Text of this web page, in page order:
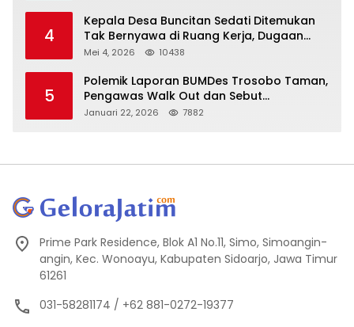
4
Kepala Desa Buncitan Sedati Ditemukan
Tak Bernyawa di Ruang Kerja, Dugaan
Bunuh Diri Menguat
Mei 4, 2026 10438
5
Polemik Laporan BUMDes Trosobo Taman,
Pengawas Walk Out dan Sebut
Kejanggalan
Januari 22, 2026 7882
Prime Park Residence, Blok A1 No.11, Simo, Simoangin-
angin, Kec. Wonoayu, Kabupaten Sidoarjo, Jawa Timur
61261
031-58281174 / +62 881-0272-19377